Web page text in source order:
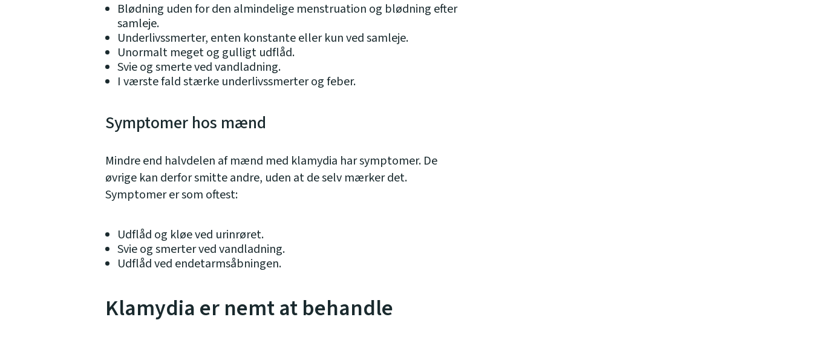
Blødning uden for den almindelige menstruation og blødning efter
samleje.
Underlivssmerter, enten konstante eller kun ved samleje.
Unormalt meget og gulligt udflåd.
Svie og smerte ved vandladning.
I værste fald stærke underlivssmerter og feber.
Symptomer hos mænd
Mindre end halvdelen af mænd med klamydia har symptomer. De
øvrige kan derfor smitte andre, uden at de selv mærker det.
Symptomer er som oftest:
Udflåd og kløe ved urinrøret.
Svie og smerter ved vandladning.
Udflåd ved endetarmsåbningen.
Klamydia er nemt at behandle